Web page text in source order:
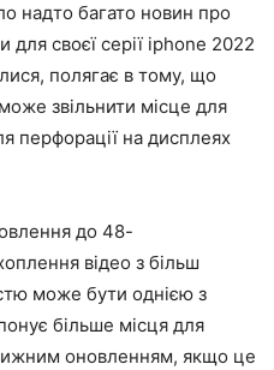
надто багато новин про
своєї серії iphone 2022
полягає в тому, що
звільнити місце для
перфорації на дисплеях
до 48-
відео з більш
може бути однією з
більше місця для
оновленням, якщо це